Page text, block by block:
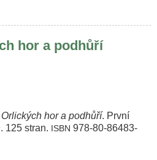
hor a podhůří
hor a podhůří. První
125 stran. ISBN 978-80-86483-